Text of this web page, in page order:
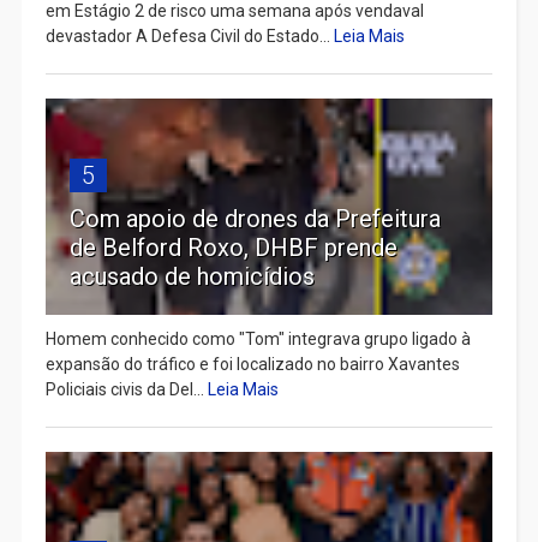
em Estágio 2 de risco uma semana após vendaval
devastador A Defesa Civil do Estado... Leia Mais
5
Com apoio de drones da Prefeitura
de Belford Roxo, DHBF prende
acusado de homicídios
Homem conhecido como "Tom" integrava grupo ligado à
expansão do tráfico e foi localizado no bairro Xavantes
Policiais civis da Del... Leia Mais